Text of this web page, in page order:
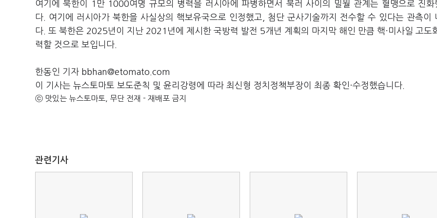
여기에 북한이 1만 1000여명 규모의 병력을 러시아에 파병하면서 북러 사이의 밀월 관계는 혈맹으로 진화
다. 여기에 러시아가 북한을 사실상의 핵보유국으로 인정했고, 첨단 군사기술까지 전수할 수 있다는 관측이
다. 또 북한은 2025년이 지난 2021년에 제시한 국방력 발전 5개년 계획의 마지막 해인 만큼 핵·미사일 고도
력할 것으로 보입니다.
한동인 기자 bbhan@etomato.com
이 기사는 뉴스토마토 보도준칙 및 윤리강령에 따라 최신형 정치정책부장이 최종 확인·수정했습니다.
ⓒ 맛있는 뉴스토마토, 무단 전재 - 재배포 금지
관련기사